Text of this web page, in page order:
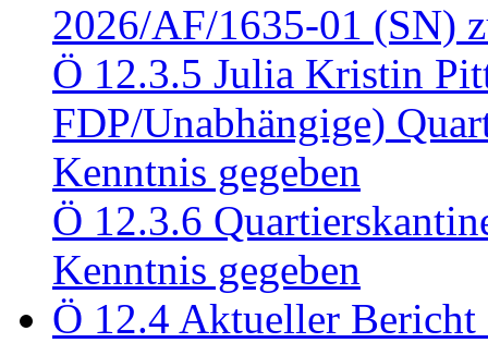
2026/AF/1635-01 (SN)
Ö 12.3.5 Julia Kristin
FDP/Unabhängige)
Kenntnis gegeben
Ö 12.3.6
Kenntnis gegeben
Ö 12.4 Aktueller Bericht